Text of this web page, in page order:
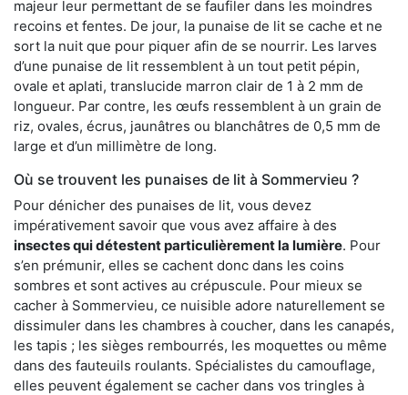
majeur leur permettant de se faufiler dans les moindres
recoins et fentes. De jour, la punaise de lit se cache et ne
sort la nuit que pour piquer afin de se nourrir. Les larves
d’une punaise de lit ressemblent à un tout petit pépin,
ovale et aplati, translucide marron clair de 1 à 2 mm de
longueur. Par contre, les œufs ressemblent à un grain de
riz, ovales, écrus, jaunâtres ou blanchâtres de 0,5 mm de
large et d’un millimètre de long.
Où se trouvent les punaises de lit à Sommervieu ?
Pour dénicher des punaises de lit, vous devez
impérativement savoir que vous avez affaire à des
insectes qui détestent particulièrement la lumière. Pour
s’en prémunir, elles se cachent donc dans les coins
sombres et sont actives au crépuscule. Pour mieux se
cacher à Sommervieu, ce nuisible adore naturellement se
dissimuler dans les chambres à coucher, dans les canapés,
les tapis ; les sièges rembourrés, les moquettes ou même
dans des fauteuils roulants. Spécialistes du camouflage,
elles peuvent également se cacher dans vos tringles à